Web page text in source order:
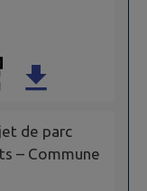
de parc
– Commune